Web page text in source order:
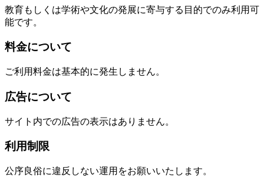
教育もしくは学術や文化の発展に寄与する目的でのみ利用可
能です。
料金について
ご利用料金は基本的に発生しません。
広告について
サイト内での広告の表示はありません。
利用制限
公序良俗に違反しない運用をお願いいたします。